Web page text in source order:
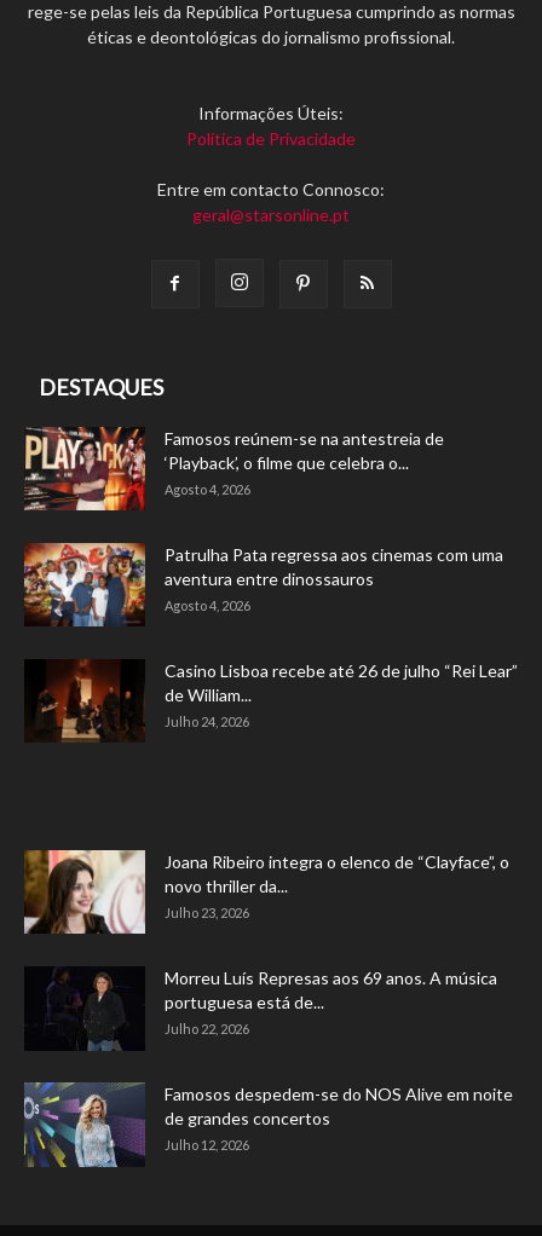
rege-se pelas leis da República Portuguesa cumprindo as normas
éticas e deontológicas do jornalismo profissional.
Informações Úteis:
Política de Privacidade
Entre em contacto Connosco:
geral@starsonline.pt
DESTAQUES
Famosos reúnem-se na antestreia de
‘Playback’, o filme que celebra o...
Agosto 4, 2026
Patrulha Pata regressa aos cinemas com uma
aventura entre dinossauros
Agosto 4, 2026
Casino Lisboa recebe até 26 de julho “Rei Lear”
de William...
Julho 24, 2026
Joana Ribeiro integra o elenco de “Clayface”, o
novo thriller da...
Julho 23, 2026
Morreu Luís Represas aos 69 anos. A música
portuguesa está de...
Julho 22, 2026
Famosos despedem-se do NOS Alive em noite
de grandes concertos
Julho 12, 2026